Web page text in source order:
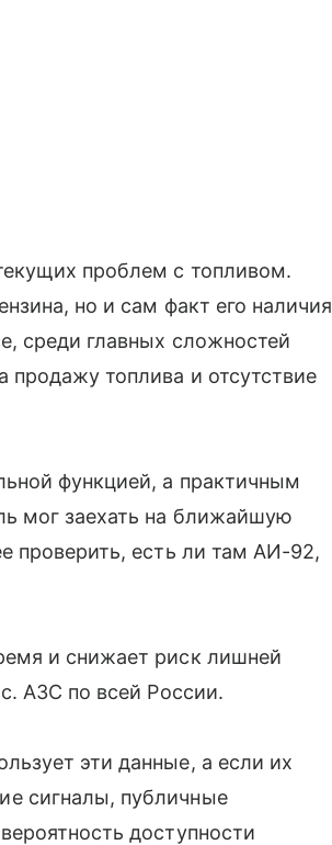
проблем с топливом.
но и сам факт его наличия
среди главных сложностей
продажу топлива и отсутствие
функцией, а практичным
мог заехать на ближайшую
проверить, есть ли там АИ-92,
и снижает риск лишней
АЗС по всей России.
эти данные, а если их
сигналы, публичные
доступности